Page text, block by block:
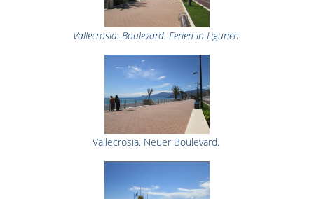
Vallecrosia. Boulevard. Ferien in Ligurien
Vallecrosia. Neuer Boulevard.